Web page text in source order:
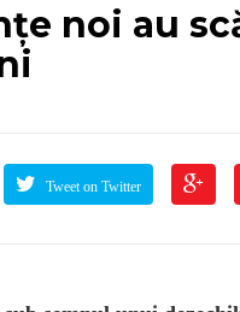
noi au
Tweet on Twitter